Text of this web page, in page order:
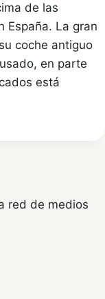
de las
España. La gran
coche antiguo
en parte
está
red de medios